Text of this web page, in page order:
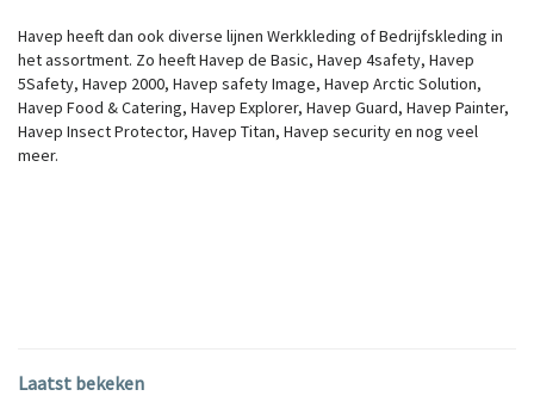
Havep heeft dan ook diverse lijnen Werkkleding of Bedrijfskleding in
het assortment. Zo heeft Havep de Basic, Havep 4safety, Havep
5Safety, Havep 2000, Havep safety Image, Havep Arctic Solution,
Havep Food & Catering, Havep Explorer, Havep Guard, Havep Painter,
Havep Insect Protector, Havep Titan, Havep security en nog veel
meer.
Laatst bekeken